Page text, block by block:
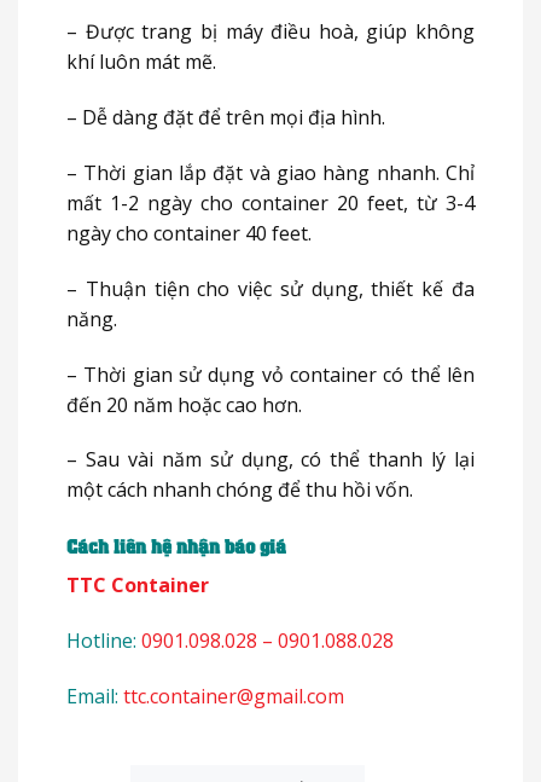
– Được trang bị máy điều hoà, giúp không
khí luôn mát mẽ.
– Dễ dàng đặt để trên mọi địa hình.
– Thời gian lắp đặt và giao hàng nhanh. Chỉ
mất 1-2 ngày cho container 20 feet, từ 3-4
ngày cho container 40 feet.
– Thuận tiện cho việc sử dụng, thiết kế đa
năng.
– Thời gian sử dụng vỏ container có thể lên
đến 20 năm hoặc cao hơn.
– Sau vài năm sử dụng, có thể thanh lý lại
một cách nhanh chóng để thu hồi vốn.
Cách liên hệ nhận báo giá
TTC Container
Hotline: 0901.098.028 – 0901.088.028
Email: ttc.container@gmail.com